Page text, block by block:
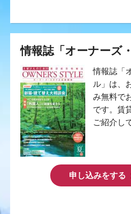
情報誌「オーナーズ
情報誌「
ル」は、
み無料で
です。賃
ご紹介し
申し込みをする